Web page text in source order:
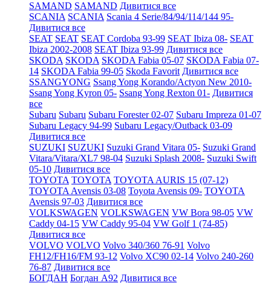
SAMAND SAMAND Дивитися все
SCANIA SCANIA Scania 4 Serie/84/94/114/144 95-
Дивитися все
SEAT SEAT SEAT Cordoba 93-99 SEAT Ibiza 08- SEAT
Ibiza 2002-2008 SEAT Ibiza 93-99 Дивитися все
SKODA SKODA SKODA Fabia 05-07 SKODA Fabia 07-
14 SKODA Fabia 99-05 Skoda Favorit Дивитися все
SSANGYONG Ssang Yong Korando/Actyon New 2010-
Ssang Yong Kyron 05- Ssang Yong Rexton 01- Дивитися
все
Subaru Subaru Subaru Forester 02-07 Subaru Impreza 01-07
Subaru Legacy 94-99 Subaru Legacy/Outback 03-09
Дивитися все
SUZUKI SUZUKI Suzuki Grand Vitara 05- Suzuki Grand
Vitara/Vitara/XL7 98-04 Suzuki Splash 2008- Suzuki Swift
05-10 Дивитися все
TOYOTA TOYOTA TOYOTA AURIS 15 (07-12)
TOYOTA Avensis 03-08 Toyota Avensis 09- TOYOTA
Avensis 97-03 Дивитися все
VOLKSWAGEN VOLKSWAGEN VW Bora 98-05 VW
Caddy 04-15 VW Caddy 95-04 VW Golf 1 (74-85)
Дивитися все
VOLVO VOLVO Volvo 340/360 76-91 Volvo
FH12/FH16/FM 93-12 Volvo XC90 02-14 Volvo 240-260
76-87 Дивитися все
БОГДАН Богдан А92 Дивитися все